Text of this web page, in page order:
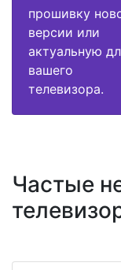
прошивку
версии или
актуальную
вашего
телевизора.
Частые